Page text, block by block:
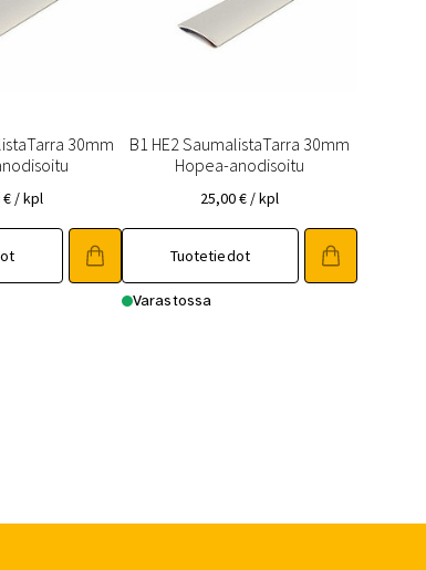
30mm
€ / kpl
B1 HE2 SaumalistaTarra 30mm
Hopea-anodisoitu
25,00€ / kpl
Tuotetiedot
Varastossa